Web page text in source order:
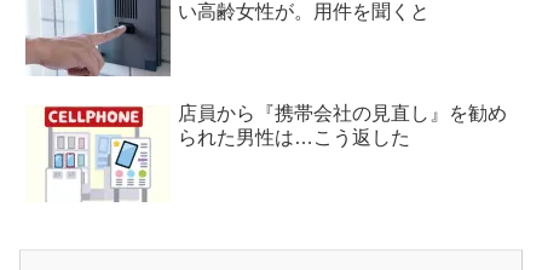
い高齢女性が。用件を聞くと
店員から『携帯会社の見直し』を勧め
られた男性は…こう返した